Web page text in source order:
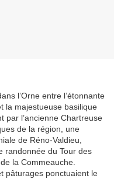
l’Orne entre l’étonnante
la majestueuse basilique
par l’ancienne Chartreuse
de la région, une
de Réno-Valdieu,
randonnée du Tour des
la Commeauche.
pâturages ponctuaient le